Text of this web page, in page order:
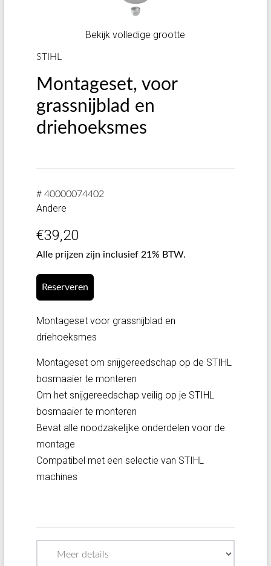
Bekijk volledige grootte
STIHL
Montageset, voor
grassnijblad en
driehoeksmes
# 40000074402
Andere
€39,20
Alle prijzen zijn inclusief 21% BTW.
Reserveren
Montageset voor grassnijblad en
driehoeksmes
Montageset om snijgereedschap op de STIHL
bosmaaier te monteren
Om het snijgereedschap veilig op je STIHL
bosmaaier te monteren
Bevat alle noodzakelijke onderdelen voor de
montage
Compatibel met een selectie van STIHL
machines